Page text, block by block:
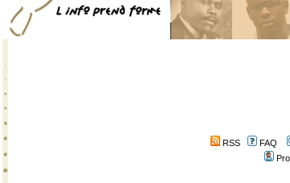
RSS FAQ